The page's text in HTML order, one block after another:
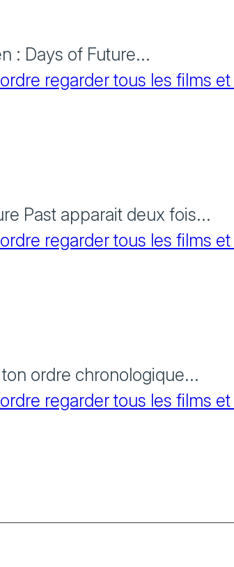
: Days of Future...
regarder tous les films
Past apparait deux fois...
regarder tous les films
ordre chronologique...
regarder tous les films